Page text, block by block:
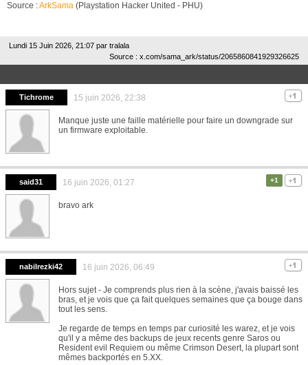
Source :ArkSama (Playstation Hacker United - PHU)
Lundi 15 Juin 2026, 21:07 par tralala
Source : x.com/sama_ark/status/2065860841929326625
Tichrome 15 juin 2026, 22:38
Manque juste une faille matérielle pour faire un downgrade sur
un firmware exploitable.
said31 16 juin 2026, 01:27 +1
bravo ark
nabilrezki42 16 juin 2026, 06:49
Hors sujet - Je comprends plus rien à la scène, j'avais baissé les
bras, et je vois que ça fait quelques semaines que ça bouge dans
tout les sens.
Je regarde de temps en temps par curiosité les warez, et je vois
qu'il y a même des backups de jeux recents genre Saros ou
Resident evil Requiem ou même Crimson Desert, la plupart sont
mêmes backportés en 5.XX.